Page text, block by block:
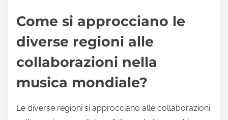
Come si approcciano le
diverse regioni alle
collaborazioni nella
musica mondiale?
Le diverse regioni si approcciano alle collaborazioni